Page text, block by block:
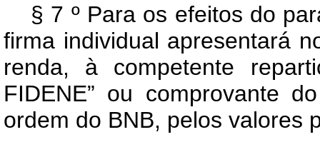
§ 7 º Para os efeitos do
firma individual apresentará
renda, à competente
FIDENE” ou comprovante
ordem do BNB, pelos valores